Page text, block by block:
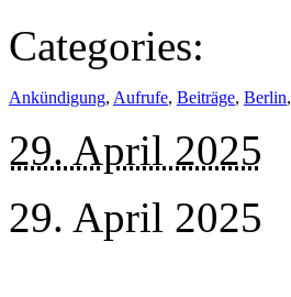
Categories:
Ankündigung, Aufrufe, Beiträge, Berlin,
29. April 2025
29. April 2025